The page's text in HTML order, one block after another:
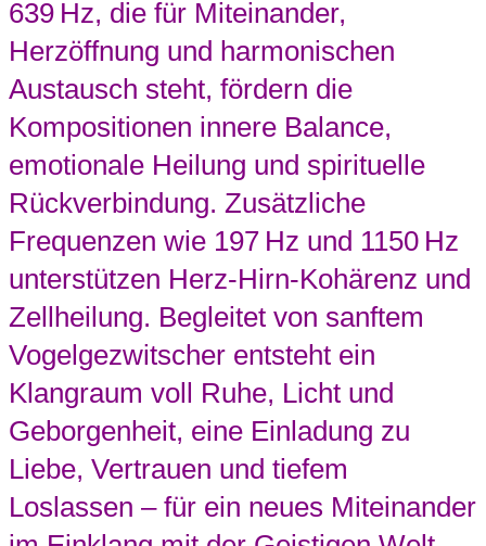
639 Hz, die für Miteinander,
Herzöffnung und harmonischen
Austausch steht, fördern die
Kompositionen innere Balance,
emotionale Heilung und spirituelle
Rückverbindung. Zusätzliche
Frequenzen wie 197 Hz und 1150 Hz
unterstützen Herz-Hirn-Kohärenz und
Zellheilung. Begleitet von sanftem
Vogelgezwitscher entsteht ein
Klangraum voll Ruhe, Licht und
Geborgenheit, eine Einladung zu
Liebe, Vertrauen und tiefem
Loslassen – für ein neues Miteinander